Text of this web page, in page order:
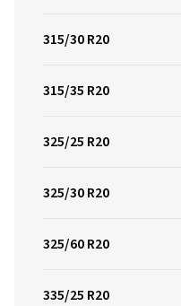
315/30 R20
315/35 R20
325/25 R20
325/30 R20
325/60 R20
335/25 R20